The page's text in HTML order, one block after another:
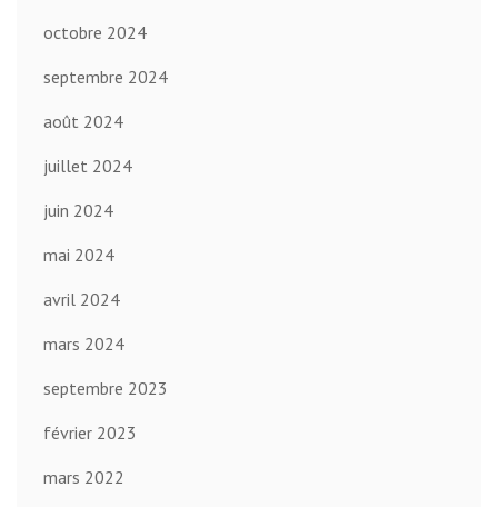
octobre 2024
septembre 2024
août 2024
juillet 2024
juin 2024
mai 2024
avril 2024
mars 2024
septembre 2023
février 2023
mars 2022